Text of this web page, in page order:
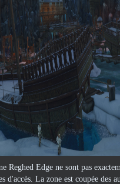
Reghed Edge ne sont pas
d'accès. La zone est coupée des